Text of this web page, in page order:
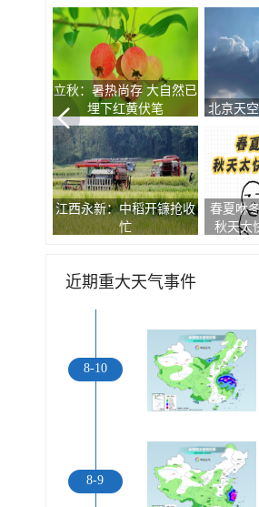
立秋：暑热尚存 大自然已
埋下红黄伏笔
北京天
江西永新：中稻开镰抢收
忙
春夏咻
秋天太
近期重大天气事件
8-10
8-9